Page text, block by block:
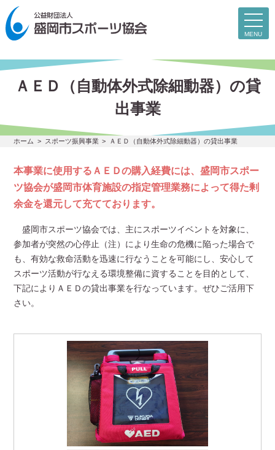
MENU
ＡＥＤ（自動体外式除細動器）の貸
出事業
ホーム スポーツ振興事業 ＡＥＤ（自動体外式除細動器）の貸出事業
本事業に使用するＡＥＤの購入経費には、盛岡市スポー
ツ協会が盛岡市体育施設の指定管理業務によって得た剰
余金を還元して充てております。
盛岡市スポーツ協会では、主にスポーツイベントを対象に、
参加者が突然の心停止（注）により生命の危機に陥った場合で
も、有効な救命活動を迅速に行なうことを可能にし、安心して
スポーツ活動が行なえる環境整備に資することを目的として、
下記によりＡＥＤの貸出事業を行なっています。ぜひご活用下
さい。